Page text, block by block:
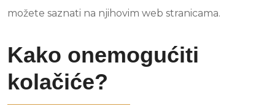
možete saznati na njihovim web stranicama.
Kako onemogućiti
kolačiće?